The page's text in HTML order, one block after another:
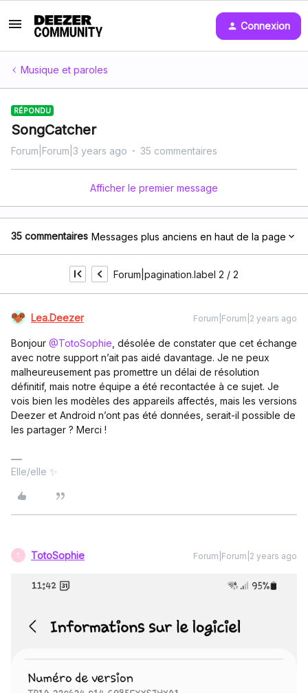
Connexion
Musique et paroles
RÉPONDU
SongCatcher
Forum|Forum|3 years ago 35 commentaires
Afficher le premier message
35 commentaires Messages plus anciens en haut de la page
Forum|pagination.label 2 / 2
Lea.Deezer Forum|Forum|2 years ago
Bonjour @TotoSophie , désolée de constater que cet échange
avec notre support n’ait pas aidé davantage. Je ne peux
malheureusement pas promettre un délai de résolution
définitif, mais notre équipe a été recontactée à ce sujet. Je
vois bien les modèles des appareils affectés, mais les versions
Deezer et Android n’ont pas été données, serait-il possible de
les partager ? Merci !
Elle/elle ✨
T TotoSophie Forum|Forum|2 years ago